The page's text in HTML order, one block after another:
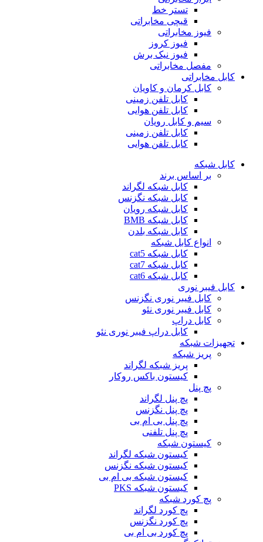
تستر خط
قیچی مخابراتی
فیوز مخابراتی
فیوز کروز
فیوز نیک برش
مفصل مخابراتی
کابل مخابراتی
کابل کرمان و کاویان
کابل تلفن زمینی
کابل تلفن هوایی
سیم و کابل رویان
کابل تلفن زمینی
کابل تلفن هوایی
کابل شبکه
بر اساس برند
کابل شبکه لگراند
کابل شبکه نگزنس
کابل شبکه رویان
کابل شبکه ‌BMB
کابل شبکه بلدن
انواع کابل شبکه
کابل شبکه cat5
کابل شبکه cat7
کابل شبکه cat6
کابل فیبر نوری
کابل فیبر نوری نگزنس
کابل فیبر نوری نئو
کابل دراپ
کابل دراپ فیبر نوری نئو
تجهیزات شبکه
پریز شبکه
پریز شبکه لگراند
کیستون باکس روکار
پچ پنل
پچ پنل لگراند
پچ پنل نگزنس
پچ پنل بی ام بی
پچ پنل تلفنی
کیستون شبکه
کیستون شبکه لگراند
کیستون شبکه نگزنس
کیستون شبکه بی ام بی
کیستون شبکه PKS
پچ کورد شبکه
پچ کورد لگراند
پچ کورد نگزنس
پچ کورد بی ام بی